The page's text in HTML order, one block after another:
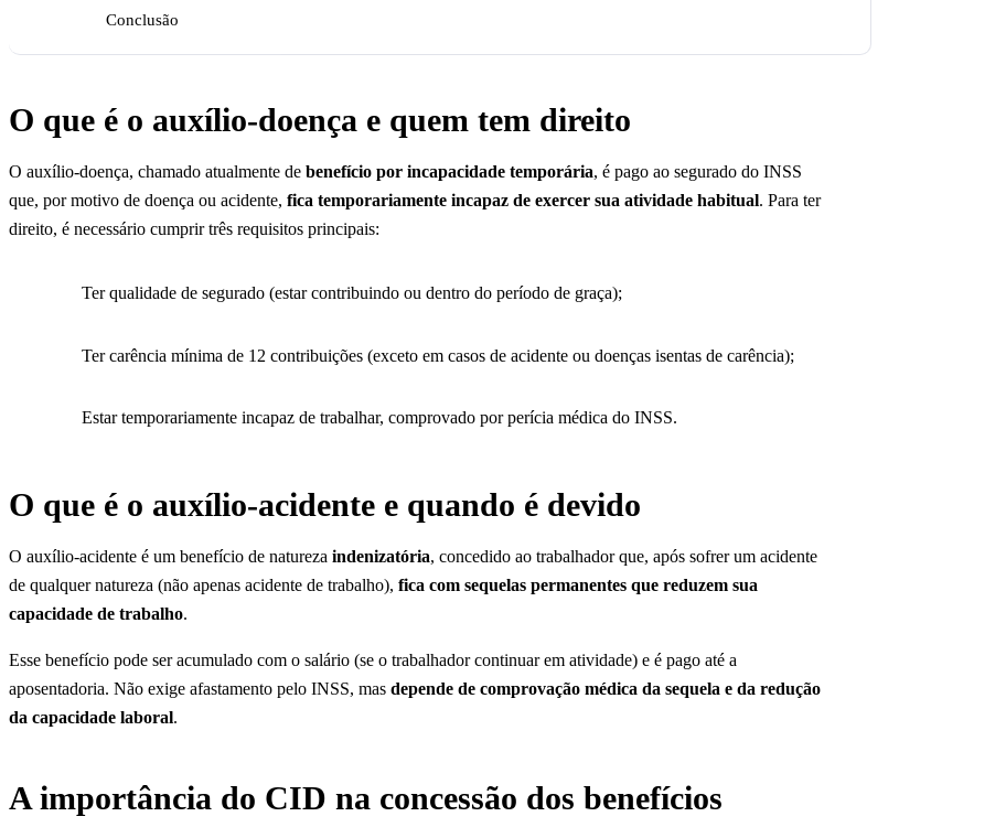
Conclusão
O que é o auxílio-doença e quem tem direito
O auxílio-doença, chamado atualmente de benefício por incapacidade temporária, é pago ao segurado do INSS
que, por motivo de doença ou acidente, fica temporariamente incapaz de exercer sua atividade habitual. Para ter
direito, é necessário cumprir três requisitos principais:
Ter qualidade de segurado (estar contribuindo ou dentro do período de graça);
Ter carência mínima de 12 contribuições (exceto em casos de acidente ou doenças isentas de carência);
Estar temporariamente incapaz de trabalhar, comprovado por perícia médica do INSS.
O que é o auxílio-acidente e quando é devido
O auxílio-acidente é um benefício de natureza indenizatória, concedido ao trabalhador que, após sofrer um acidente
de qualquer natureza (não apenas acidente de trabalho), fica com sequelas permanentes que reduzem sua
capacidade de trabalho.
Esse benefício pode ser acumulado com o salário (se o trabalhador continuar em atividade) e é pago até a
aposentadoria. Não exige afastamento pelo INSS, mas depende de comprovação médica da sequela e da redução
da capacidade laboral.
A importância do CID na concessão dos benefícios